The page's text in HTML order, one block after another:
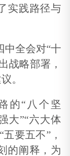
实践路径与
全会对“十
战略部署，
。
“八个坚
大”“六大体
要五不”，
的阐释，为